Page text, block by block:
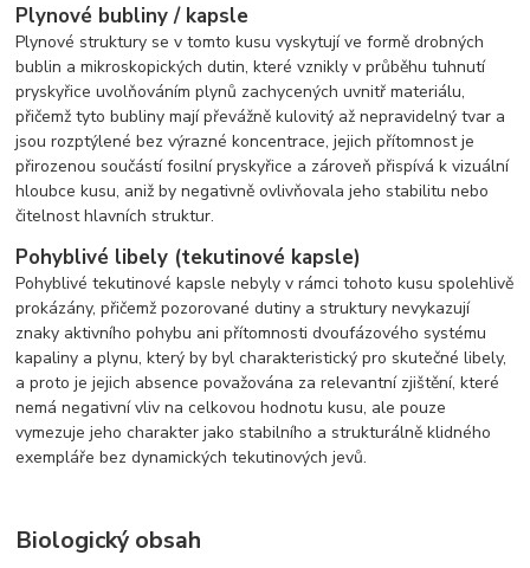
Plynové bubliny / kapsle
Plynové struktury se v tomto kusu vyskytují ve formě drobných
bublin a mikroskopických dutin, které vznikly v průběhu tuhnutí
pryskyřice uvolňováním plynů zachycených uvnitř materiálu,
přičemž tyto bubliny mají převážně kulovitý až nepravidelný tvar a
jsou rozptýlené bez výrazné koncentrace, jejich přítomnost je
přirozenou součástí fosilní pryskyřice a zároveň přispívá k vizuální
hloubce kusu, aniž by negativně ovlivňovala jeho stabilitu nebo
čitelnost hlavních struktur.
Pohyblivé libely (tekutinové kapsle)
Pohyblivé tekutinové kapsle nebyly v rámci tohoto kusu spolehlivě
prokázány, přičemž pozorované dutiny a struktury nevykazují
znaky aktivního pohybu ani přítomnosti dvoufázového systému
kapaliny a plynu, který by byl charakteristický pro skutečné libely,
a proto je jejich absence považována za relevantní zjištění, které
nemá negativní vliv na celkovou hodnotu kusu, ale pouze
vymezuje jeho charakter jako stabilního a strukturálně klidného
exempláře bez dynamických tekutinových jevů.
Biologický obsah